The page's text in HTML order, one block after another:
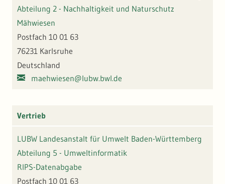
Abteilung 2 - Nachhaltigkeit und Naturschutz
Mähwiesen
Postfach 10 01 63
76231 Karlsruhe
Deutschland
maehwiesen@lubw.bwl.de
Vertrieb
LUBW Landesanstalt für Umwelt Baden-Württemberg
Abteilung 5 - Umweltinformatik
RIPS-Datenabgabe
Postfach 10 01 63